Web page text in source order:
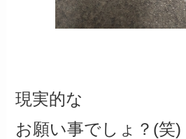
現実的な
お願い事でしょ？(笑)